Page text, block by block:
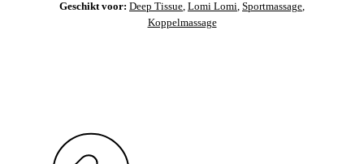
Geschikt voor: Deep Tissue, Lomi Lomi, Sportmassage,
Koppelmassage